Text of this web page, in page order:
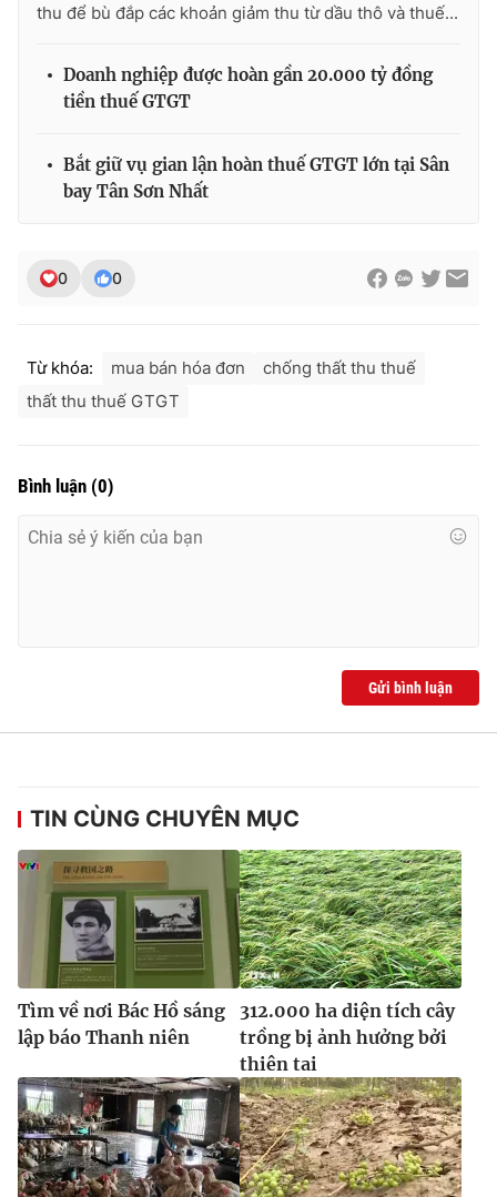
THỜI BÁO VTV
Cơ quan chủ quản:
cấp ngày 29/12/2023
Tổng Biên tập: Vũ Thanh Thủy
Tổng đài VTV:
Email: toasoan@vtv.vn
® Cấm sao chép dưới mọi hình thức nếu không có sự chấp
thuận bằng văn bản. Ghi rõ nguồn VTV.vn khi phát hành lại
thông tin từ website này.
thu để bù đắp các khoản giảm thu từ dầu thô và thuế...
Doanh nghiệp được hoàn gần 20.000 tỷ đồng
tiền thuế GTGT
Bắt giữ vụ gian lận hoàn thuế GTGT lớn tại Sân
bay Tân Sơn Nhất
0 0
Từ khóa: mua bán hóa đơn
chống thất thu thuế
thất thu thuế GTGT
Bình luận (0)
Gửi bình luận
TIN CÙNG CHUYÊN MỤC
Tìm về nơi Bác Hồ sáng
lập báo Thanh niên
312.000 ha diện tích cây
trồng bị ảnh hưởng bởi
thiên tai